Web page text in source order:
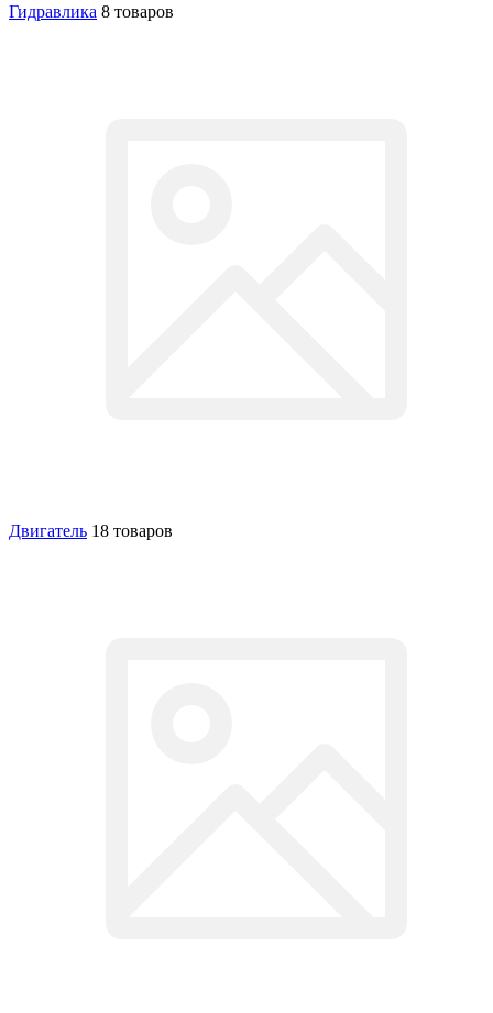
Гидравлика 8 товаров
Двигатель 18 товаров